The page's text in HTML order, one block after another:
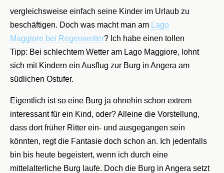
vergleichsweise einfach seine Kinder im Urlaub zu
beschäftigen. Doch was macht man am Lago
Maggiore bei Regenwetter? Ich habe einen tollen
Tipp: Bei schlechtem Wetter am Lago Maggiore, lohnt
sich mit Kindern ein Ausflug zur Burg in Angera am
südlichen Ostufer.
Eigentlich ist so eine Burg ja ohnehin schon extrem
interessant für ein Kind, oder? Alleine die Vorstellung,
dass dort früher Ritter ein- und ausgegangen sein
könnten, regt die Fantasie doch schon an. Ich jedenfalls
bin bis heute begeistert, wenn ich durch eine
mittelalterliche Burg laufe. Doch die Burg in Angera setzt